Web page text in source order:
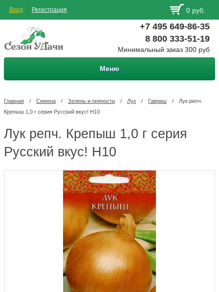
Вход Регистрация 0 руб.
+7 495 649-86-35
8 800 333-51-19
Минимальный заказ 300 руб
Меню
Главная / Семена / Зелень и пряности / Лук / Гавриш /
Лук репч.
Крепыш 1,0 г серия Русский вкус! Н10
Лук репч. Крепыш 1,0 г серия
Русский вкус! Н10